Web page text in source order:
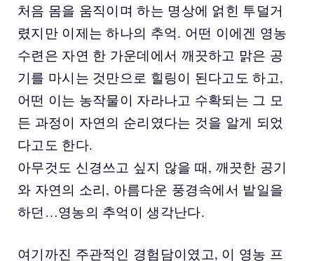
처음 몸을 움직이며 하는 명상에 얽힌 투덜거
렸지만 이제는 하나의 추억. 어떤 이에겐 영농
수련은 자연 한 가운데에서 깨끗하고 맑은 공
기를 마시는 것만으로 힐링이 된다고도 하고,
어떤 이는 농작물이 자라나고 수확되는 그 모
든 과정이 자연의 순리였다는 것을 알게 되었
다고도 한다.
아무것도 신경쓰고 싶지 않을 때, 깨끗한 공기
와 자연의 소리, 아름다운 풍경속에서 밭일을
하던…영농의 추억이 생각난다.
여기까진 주관적인 경험담이였고, 이 영농 프